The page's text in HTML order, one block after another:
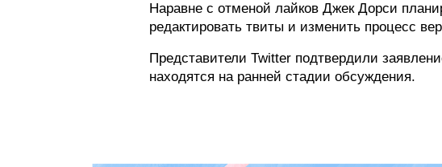
Наравне с отменой лайков Джек Дорси
редактировать твиты и изменить процесс
Представители Twitter подтвердили
находятся на ранней стадии обсуждения.